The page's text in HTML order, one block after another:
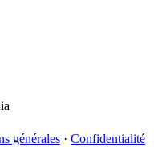
générales · Confidentialité